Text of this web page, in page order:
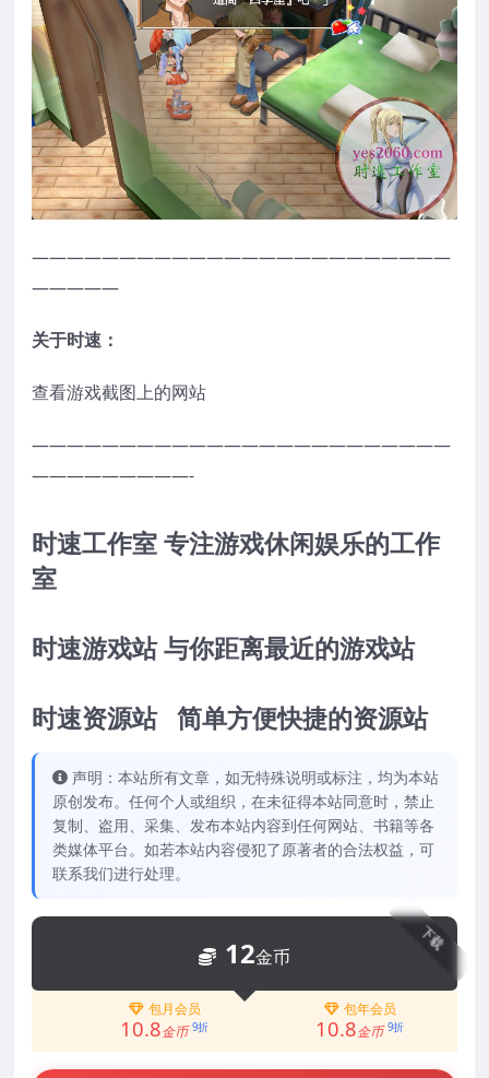
————————————————————————
—————
关于时速：
查看游戏截图上的网站
————————————————————————
—————————-
时速工作室 专注游戏休闲娱乐的工作
室
时速游戏站 与你距离最近的游戏站
时速资源站 简单方便快捷的资源站
声明：本站所有文章，如无特殊说明或标注，均为本站
原创发布。任何个人或组织，在未征得本站同意时，禁止
复制、盗用、采集、发布本站内容到任何网站、书籍等各
类媒体平台。如若本站内容侵犯了原著者的合法权益，可
联系我们进行处理。
下载
12金币
包月会员
10.8金币 9折
包年会员
10.8金币 9折